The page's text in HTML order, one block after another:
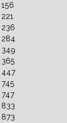
156
221
236
284
349
365
447
745
747
833
873